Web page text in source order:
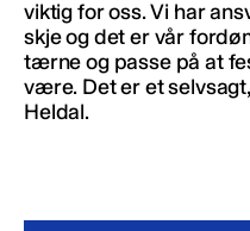
viktig for oss. Vi har
skje og det er vår
tærne og passe på at
være. Det er et
Heldal.